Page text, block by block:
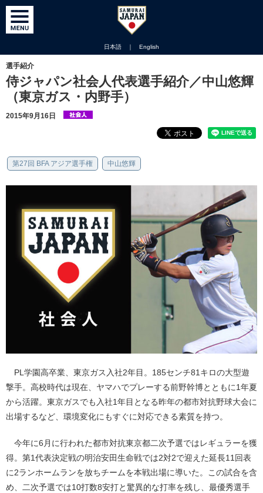
日本語 ｜ English
選手紹介
侍ジャパン社会人代表選手紹介／中山悠輝
（東京ガス・内野手）
2015年9月16日
第27回 BFA アジア選手権 中山悠輝
PL学園高卒業、東京ガス入社2年目。185センチ81キロの大型遊
撃手。高校時代は現在、ヤマハでプレーする前野幹博とともに1年夏
から活躍。東京ガスでも入社1年目となる昨年の都市対抗野球大会に
出場するなど、環境変化にもすぐに対応できる素質を持つ。
今年に6月に行われた都市対抗東京都二次予選ではレギュラーを獲
得。第1代表決定戦の明治安田生命戦では2対2で迎えた延長11回表
に2ランホームランを放ちチームを本戦出場に導いた。この試合を含
め、二次予選では10打数8安打と驚異的な打率を残し、最優秀選手